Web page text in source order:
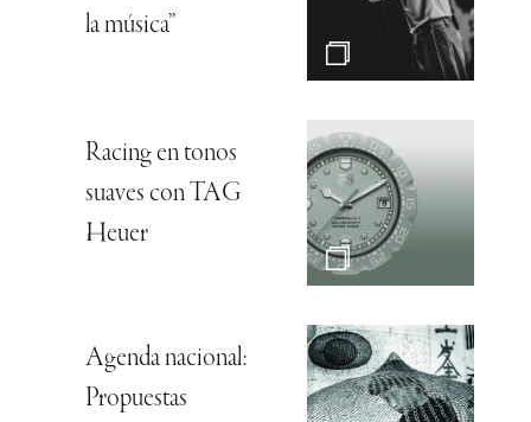
la música”
Racing en tonos
suaves con TAG
Heuer
Agenda nacional:
Propuestas